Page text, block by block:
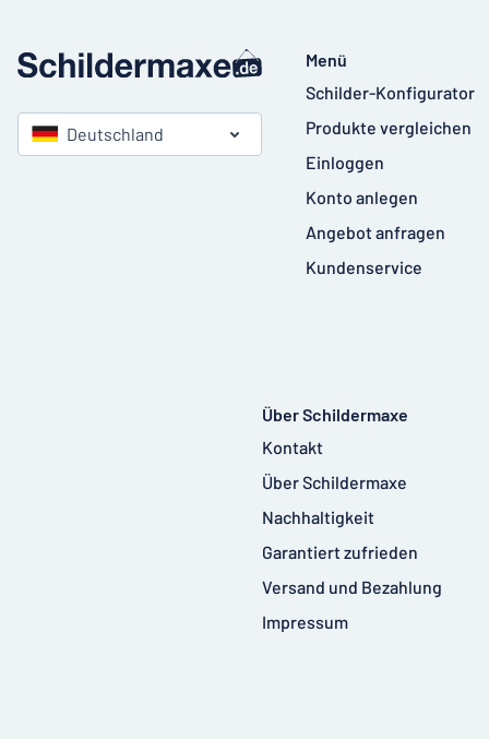
Deutschland
Menü
Schilder-Konfigurator
Produkte vergleichen
Einloggen
Konto anlegen
Angebot anfragen
Kundenservice
Über Schildermaxe
Kontakt
Über Schildermaxe
Nachhaltigkeit
Garantiert zufrieden
Versand und Bezahlung
Impressum